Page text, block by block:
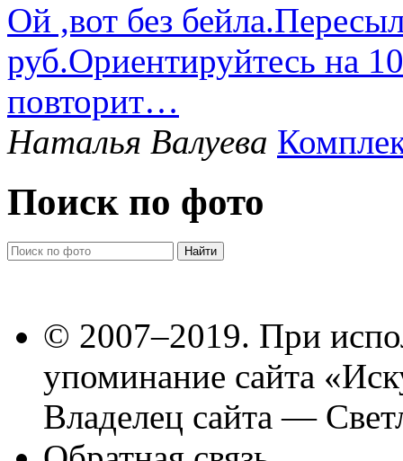
Ой ,вот без
руб.Ориентируйтесь на
повторит…
Наталья Валуева
Поиск по фото
© 2007–2019. При
упоминание сайта
Владелец сайта —